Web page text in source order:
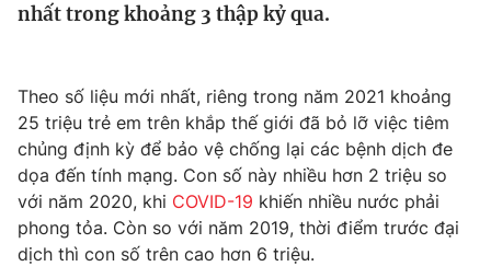
Tin tức
Câu chuyện quốc tế
Thị trường
Góc doanh nghiệp
Dữ liệu và đời sống
Truyền hình
Phim VTV
Hậu trường
Giải trí
Điện ảnh
nhất trong khoảng 3 thập kỷ qua.
Theo số liệu mới nhất, riêng trong năm 2021 khoảng
25 triệu trẻ em trên khắp thế giới đã bỏ lỡ việc tiêm
chủng định kỳ để bảo vệ chống lại các bệnh dịch đe
dọa đến tính mạng. Con số này nhiều hơn 2 triệu so
với năm 2020, khi COVID-19 khiến nhiều nước phải
phong tỏa. Còn so với năm 2019, thời điểm trước đại
dịch thì con số trên cao hơn 6 triệu.